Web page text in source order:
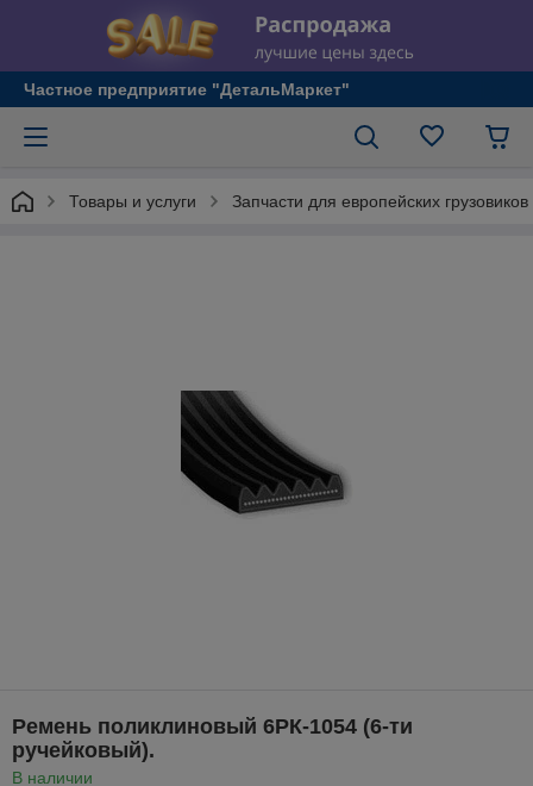
Частное предприятие "ДетальМаркет"
Товары и услуги Запчасти для европейских грузовиков
Ремень поликлиновый 6РК-1054 (6-ти
ручейковый).
В наличии